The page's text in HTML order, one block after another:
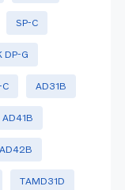
SP-C
DP-G
C AD31B
AD41B
TAMD31D